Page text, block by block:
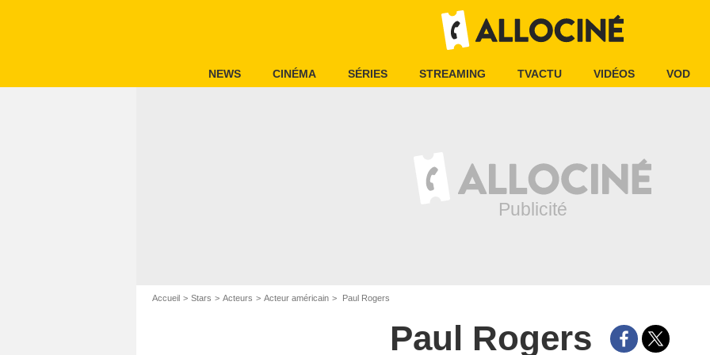
NEWS CINÉMA SÉRIES STREAMING TVACTU VIDÉOS VOD
Accueil Stars Acteurs Acteur américain Paul Rogers
Paul Rogers